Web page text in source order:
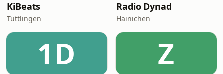
KiBeats
Tuttlingen
Radio Dynad
Hainichen
1D Z